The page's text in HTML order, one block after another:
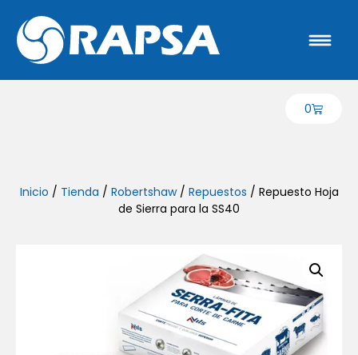
0
Inicio / Tienda / Robertshaw/ Repuestos / Repuesto Hoja
de Sierra para la SS40